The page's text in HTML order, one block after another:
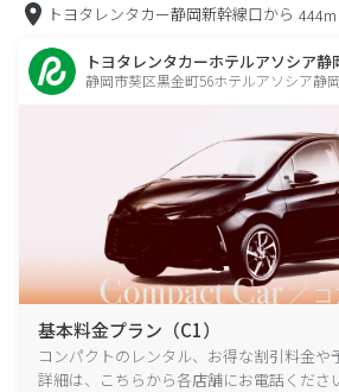
トヨタレンタカー静岡新幹線口から 444m
トヨタレンタカーホテルアソシア静
静岡市葵区黒金町56ホテルアソシア静
基本料金プラン（C1）
コンパクトのレンタル、お得な割引料金や
詳細は、こちらから各店舗にお電話くださ